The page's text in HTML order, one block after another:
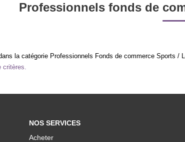
Professionnels fonds de
la catégorie Professionnels Fonds de commerce Sports
NOS SERVICES
Acheter